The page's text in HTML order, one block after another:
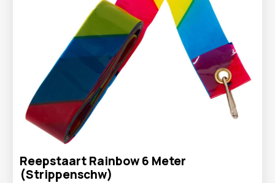
Reepstaart Rainbow 6 Meter
(Strippenschw)